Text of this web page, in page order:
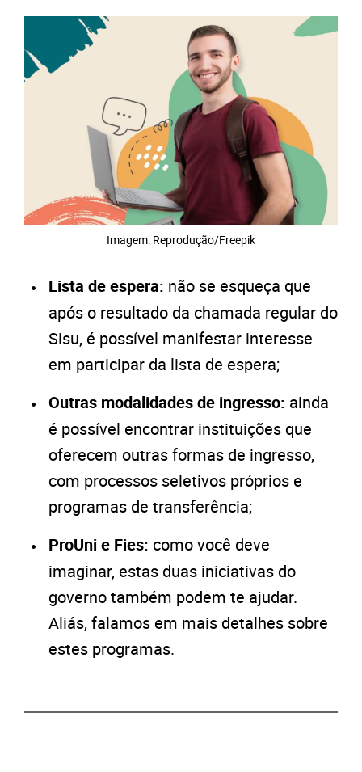
Imagem: Reprodução/Freepik
Lista de espera: não se esqueça que
após o resultado da chamada regular do
Sisu, é possível manifestar interesse
em participar da lista de espera;
Outras modalidades de ingresso: ainda
é possível encontrar instituições que
oferecem outras formas de ingresso,
com processos seletivos próprios e
programas de transferência;
ProUni e Fies: como você deve
imaginar, estas duas iniciativas do
governo também podem te ajudar.
Aliás, falamos em mais detalhes sobre
estes programas.